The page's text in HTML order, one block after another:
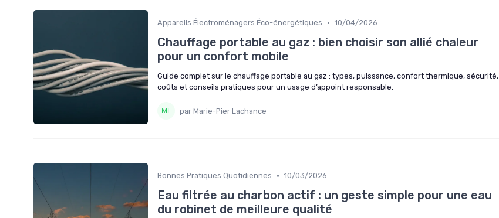
Appareils Électroménagers Éco-énergétiques • 10/04/2026
Chauffage portable au gaz : bien choisir son allié chaleur
pour un confort mobile
Guide complet sur le chauffage portable au gaz : types, puissance, confort thermique, sécurité,
coûts et conseils pratiques pour un usage d’appoint responsable.
par Marie-Pier Lachance
Bonnes Pratiques Quotidiennes • 10/03/2026
Eau filtrée au charbon actif : un geste simple pour une eau
du robinet de meilleure qualité